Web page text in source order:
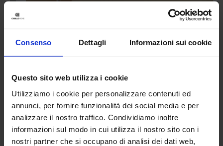
Consenso Dettagli Informazioni sui cookie
Questo sito web utilizza i cookie
Utilizziamo i cookie per personalizzare contenuti ed
annunci, per fornire funzionalità dei social media e per
analizzare il nostro traffico. Condividiamo inoltre
informazioni sul modo in cui utilizza il nostro sito con i
nostri partner che si occupano di analisi dei dati web,